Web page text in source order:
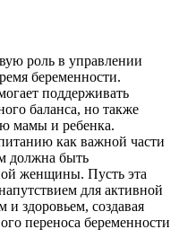
роль в управлении
беременности.
поддерживать
баланса, но также
мамы и ребенка.
как важной части
должна быть
женщины. Пусть эта
для активной
здоровьем, создавая
переноса беременности